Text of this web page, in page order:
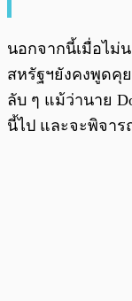
นอกจากนี้เมื่อไม่
สหรัฐฯยังคงพูดคุ
ลับ ๆ แม้ว่านาย
นี้ไป และจะพิจา